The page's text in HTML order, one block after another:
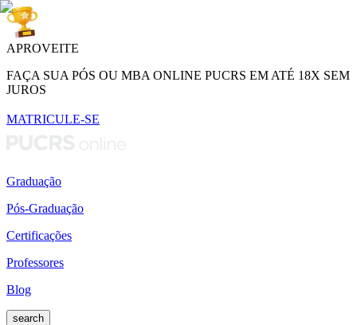
APROVEITE
FAÇA SUA PÓS OU MBA ONLINE PUCRS EM ATÉ 18X SEM
JUROS
MATRICULE-SE
Graduação
Pós-Graduação
Certificações
Professores
Blog
search